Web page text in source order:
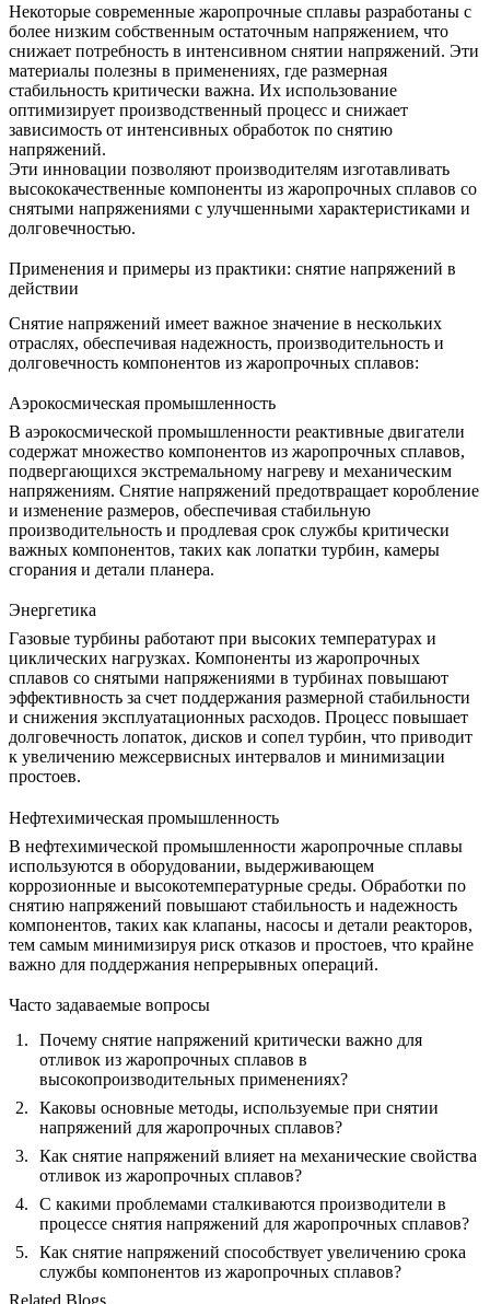
Некоторые современные жаропрочные сплавы разработаны с
более низким собственным остаточным напряжением, что
снижает потребность в интенсивном снятии напряжений. Эти
материалы полезны в применениях, где размерная
стабильность критически важна. Их использование
оптимизирует производственный процесс и снижает
зависимость от интенсивных обработок по снятию
напряжений.
Эти инновации позволяют производителям изготавливать
высококачественные компоненты из жаропрочных сплавов со
снятыми напряжениями с улучшенными характеристиками и
долговечностью.
Применения и примеры из практики: снятие напряжений в
действии
Снятие напряжений имеет важное значение в нескольких
отраслях, обеспечивая надежность, производительность и
долговечность компонентов из жаропрочных сплавов:
Аэрокосмическая промышленность
В аэрокосмической промышленности реактивные двигатели
содержат множество компонентов из жаропрочных сплавов,
подвергающихся экстремальному нагреву и механическим
напряжениям. Снятие напряжений предотвращает коробление
и изменение размеров, обеспечивая стабильную
производительность и продлевая срок службы критически
важных компонентов, таких как лопатки турбин, камеры
сгорания и детали планера.
Энергетика
Газовые турбины работают при высоких температурах и
циклических нагрузках. Компоненты из жаропрочных
сплавов со снятыми напряжениями в турбинах повышают
эффективность за счет поддержания размерной стабильности
и снижения эксплуатационных расходов. Процесс повышает
долговечность лопаток, дисков и сопел турбин, что приводит
к увеличению межсервисных интервалов и минимизации
простоев.
Нефтехимическая промышленность
В нефтехимической промышленности жаропрочные сплавы
используются в оборудовании, выдерживающем
коррозионные и высокотемпературные среды. Обработки по
снятию напряжений повышают стабильность и надежность
компонентов, таких как клапаны, насосы и детали реакторов,
тем самым минимизируя риск отказов и простоев, что крайне
важно для поддержания непрерывных операций.
Часто задаваемые вопросы
Почему снятие напряжений критически важно для
отливок из жаропрочных сплавов в
высокопроизводительных применениях?
Каковы основные методы, используемые при снятии
напряжений для жаропрочных сплавов?
Как снятие напряжений влияет на механические свойства
отливок из жаропрочных сплавов?
С какими проблемами сталкиваются производители в
процессе снятия напряжений для жаропрочных сплавов?
Как снятие напряжений способствует увеличению срока
службы компонентов из жаропрочных сплавов?
Related Blogs